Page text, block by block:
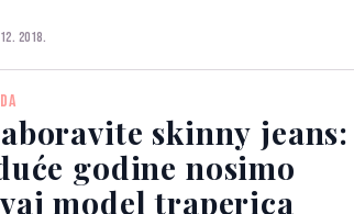
Na sreću nijansa
joj izvrsno pristaje. Kožni
košulja i hlače zvonastih
u...
2018.
skinny jeans:
godine nosimo
model traperica